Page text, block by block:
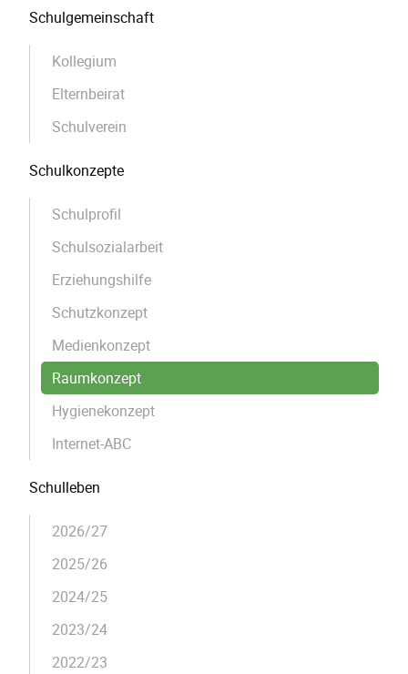
Schulgemeinschaft
Kollegium
Elternbeirat
Schulverein
Schulkonzepte
Schulprofil
Schulsozialarbeit
Erziehungshilfe
Schutzkonzept
Medienkonzept
Raumkonzept
Hygienekonzept
Internet-ABC
Schulleben
2026/27
2025/26
2024/25
2023/24
2022/23